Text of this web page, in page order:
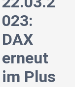
023:
DAX
erneut
im Plus